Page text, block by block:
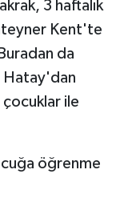
3 haftalık
Kent'te
da
Hatay'dan
ile
öğrenme